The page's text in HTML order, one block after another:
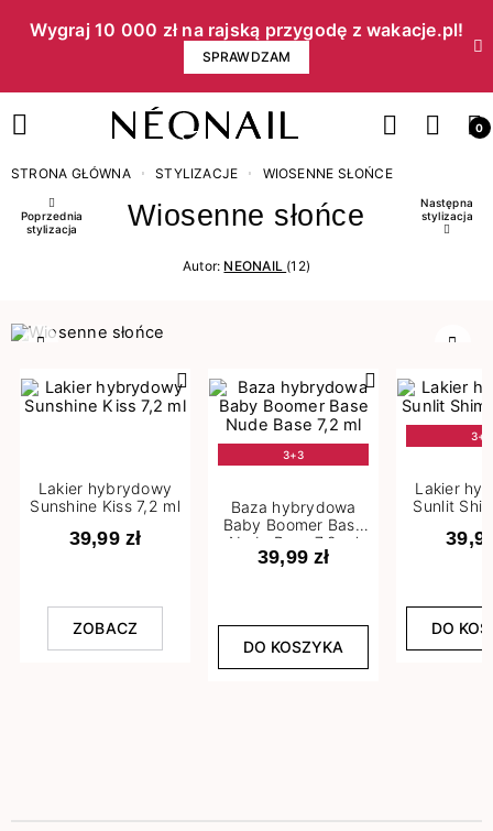
Wygraj 10 000 zł na rajską przygodę z wakacje.pl!​
SPRAWDZAM
0
STRONA GŁÓWNA STYLIZACJE WIOSENNE SŁOŃCE
Poprzednia
stylizacja
Wiosenne słońce
Następna
stylizacja
Autor: NEONAIL (12)
Lakier hybrydowy
Sunshine Kiss 7,2 ml
39,99 zł
ZOBACZ
3+3
Baza hybrydowa
Baby Boomer Base
Nude Base 7,2 ml
39,99 zł
DO KOSZYKA
3+3
Lakier
Sunlit
DO